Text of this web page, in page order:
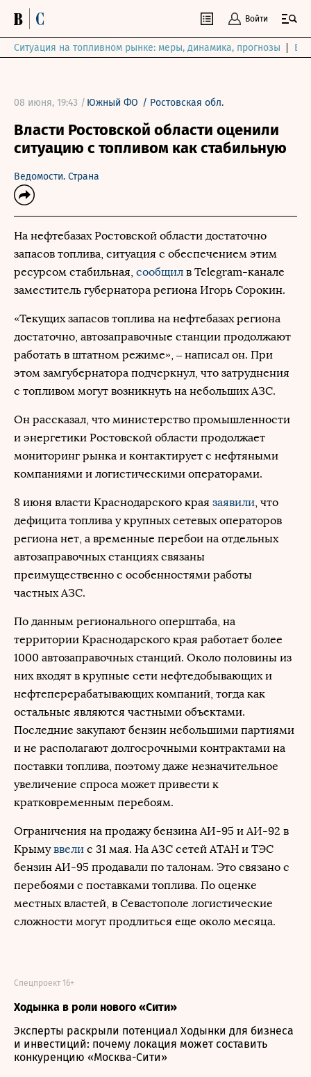
Войти
Ситуация на топливном рынке: меры, динамика, прогнозы
08 июня, 19:43 / Южный ФО / Ростовская обл.
Власти Ростовской области оценили
ситуацию с топливом как стабильную
Ведомости. Страна
На нефтебазах Ростовской области достаточно
запасов топлива, ситуация с обеспечением этим
ресурсом стабильная, сообщил в Telegram-канале
заместитель губернатора региона Игорь Сорокин.
«Текущих запасов топлива на нефтебазах региона
достаточно, автозаправочные станции продолжают
работать в штатном режиме», – написал он. При
этом замгубернатора подчеркнул, что затруднения
с топливом могут возникнуть на небольших АЗС.
Он рассказал, что министерство промышленности
и энергетики Ростовской области продолжает
мониторинг рынка и контактирует с нефтяными
компаниями и логистическими операторами.
8 июня власти Краснодарского края заявили, что
дефицита топлива у крупных сетевых операторов
региона нет, а временные перебои на отдельных
автозаправочных станциях связаны
преимущественно с особенностями работы
частных АЗС.
По данным регионального оперштаба, на
территории Краснодарского края работает более
1000 автозаправочных станций. Около половины из
них входят в крупные сети нефтедобывающих и
нефтеперерабатывающих компаний, тогда как
остальные являются частными объектами.
Последние закупают бензин небольшими партиями
и не располагают долгосрочными контрактами на
поставки топлива, поэтому даже незначительное
увеличение спроса может привести к
кратковременным перебоям.
Ограничения на продажу бензина АИ-95 и АИ-92 в
Крымуввели с 31 мая. На АЗС сетей АТАН и ТЭС
бензин АИ-95 продавали по талонам. Это связано с
перебоями с поставками топлива. По оценке
местных властей, в Севастополе логистические
сложности могут продлиться еще около месяца.
Ходынка в роли нового «Сити»
Спецпроект 16+
Эксперты раскрыли потенциал Ходынки для бизнеса
и инвестиций: почему локация может составить
конкуренцию «Москва-Сити»